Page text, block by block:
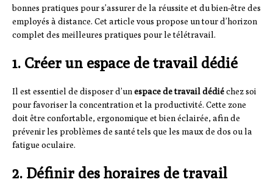
bonnes pratiques pour s’assurer de la réussite et du bien-être des
employés à distance. Cet article vous propose un tour d’horizon
complet des meilleures pratiques pour le télétravail.
1. Créer un espace de travail dédié
Il est essentiel de disposer d’un espace de travail dédiéchez soi
pour favoriser la concentration et la productivité. Cette zone
doit être confortable, ergonomique et bien éclairée, afin de
prévenir les problèmes de santé tels que les maux de dos ou la
fatigue oculaire.
2. Définir des horaires de travail